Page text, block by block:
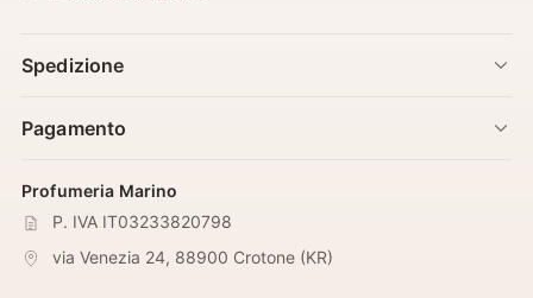
Spedizione
Pagamento
Profumeria Marino
P. IVA IT03233820798
via Venezia 24, 88900 Crotone (KR)